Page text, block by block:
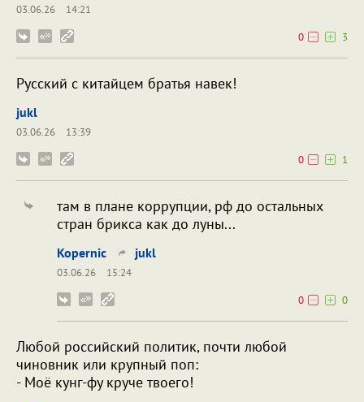
03.06.26
14:21
0
3
Русский с китайцем братья навек!
jukl
03.06.26
13:39
0
1
там в плане коррупции, рф до остальных
стран брикса как до луны...
Kopernic jukl
03.06.26
15:24
0
0
Любой российский политик, почти любой
чиновник или крупный поп:
- Моё кунг-фу круче твоего!